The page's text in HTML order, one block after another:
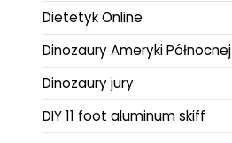
Dietetyk Online
Dinozaury Ameryki Północnej
Dinozaury jury
DIY 11 foot aluminum skiff